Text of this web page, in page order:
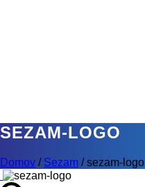
SEZAM-LOGO
Domov / Sezam /sezam-logo